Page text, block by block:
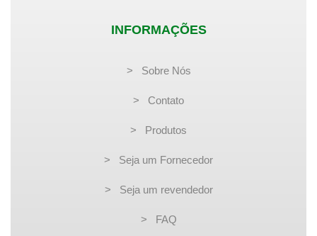
INFORMAÇÕES
> Sobre Nós
> Contato
> Produtos
> Seja um Fornecedor
> Seja um revendedor
> FAQ